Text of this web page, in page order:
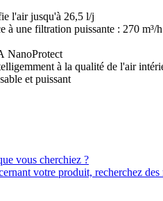
l'air jusqu'à 26,5 l/j
à une filtration puissante : 270 m³/h
NanoProtect
à la qualité de l'air
et puissant
vous cherchiez ?
votre produit, recherchez